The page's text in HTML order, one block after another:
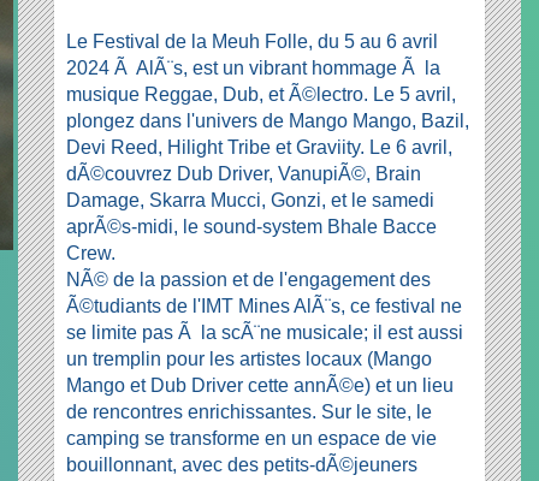
Le Festival de la Meuh Folle, du 5 au 6 avril
2024 Ã AlÃ¨s, est un vibrant hommage Ã la
musique Reggae, Dub, et Ã©lectro. Le 5 avril,
plongez dans l'univers de Mango Mango, Bazil,
Devi Reed, Hilight Tribe et Graviity. Le 6 avril,
dÃ©couvrez Dub Driver, VanupiÃ©, Brain
Damage, Skarra Mucci, Gonzi, et le samedi
aprÃ©s-midi, le sound-system Bhale Bacce
Crew.
NÃ© de la passion et de l'engagement des
Ã©tudiants de l'IMT Mines AlÃ¨s, ce festival ne
se limite pas Ã la scÃ¨ne musicale; il est aussi
un tremplin pour les artistes locaux (Mango
Mango et Dub Driver cette annÃ©e) et un lieu
de rencontres enrichissantes. Sur le site, le
camping se transforme en un espace de vie
bouillonnant, avec des petits-dÃ©jeuners